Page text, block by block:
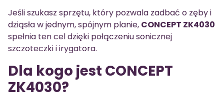
Jeśli szukasz sprzętu, który pozwala zadbać o zęby i
dziąsła w jednym, spójnym planie, CONCEPT ZK4030
spełnia ten cel dzięki połączeniu sonicznej
szczoteczki i irygatora.
Dla kogo jest CONCEPT
ZK4030?